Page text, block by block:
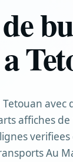
avec
affiches de
Au